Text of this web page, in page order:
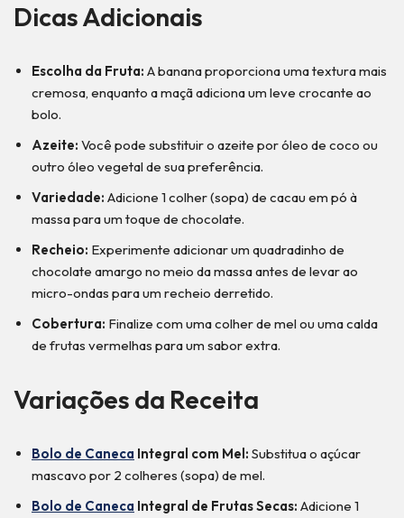
Dicas Adicionais
Escolha da Fruta: A banana proporciona uma textura mais
cremosa, enquanto a maçã adiciona um leve crocante ao
bolo.
Azeite: Você pode substituir o azeite por óleo de coco ou
outro óleo vegetal de sua preferência.
Variedade: Adicione 1 colher (sopa) de cacau em pó à
massa para um toque de chocolate.
Recheio: Experimente adicionar um quadradinho de
chocolate amargo no meio da massa antes de levar ao
micro-ondas para um recheio derretido.
Cobertura: Finalize com uma colher de mel ou uma calda
de frutas vermelhas para um sabor extra.
Variações da Receita
Bolo de Caneca Integral com Mel: Substitua o açúcar
mascavo por 2 colheres (sopa) de mel.
Bolo de Caneca Integral de Frutas Secas: Adicione 1